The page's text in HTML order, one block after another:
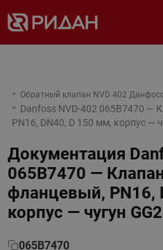
Обратный клапан NVD 402
Danfoss NVD-402 065B7470 —
PN16, DN40, D 150 мм, корпус —
Документация
065B7470 —
фланцевый, PN16,
корпус — чугун
065B7470